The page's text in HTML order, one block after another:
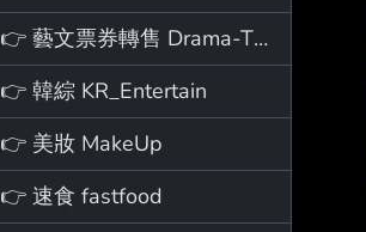
👉 藝文票券轉售 Drama-Ticket
👉 韓綜 KR_Entertain
👉 美妝 MakeUp
👉 速食 fastfood